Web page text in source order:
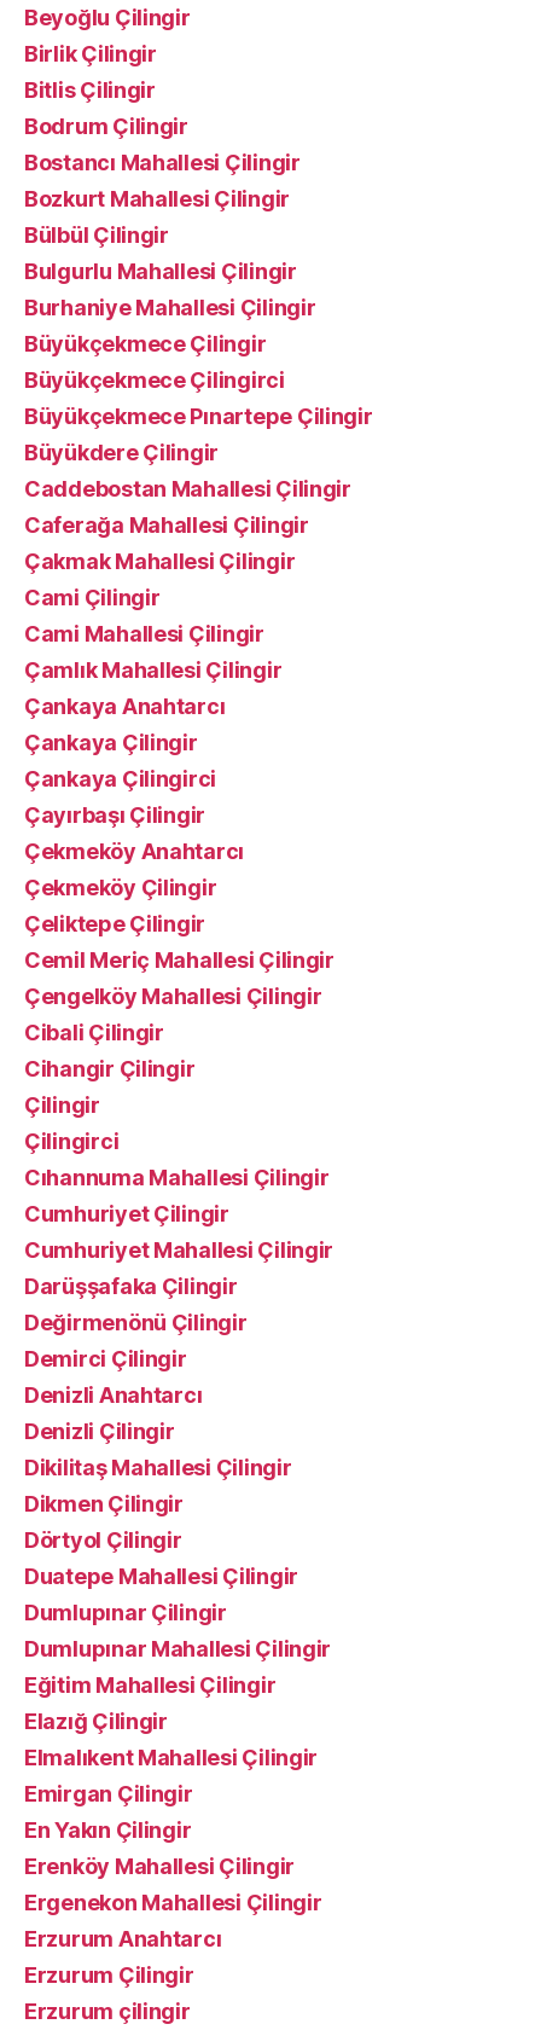
Beyoğlu Çilingir
Birlik Çilingir
Bitlis Çilingir
Bodrum Çilingir
Bostancı Mahallesi Çilingir
Bozkurt Mahallesi Çilingir
Bülbül Çilingir
Bulgurlu Mahallesi Çilingir
Burhaniye Mahallesi Çilingir
Büyükçekmece Çilingir
Büyükçekmece Çilingirci
Büyükçekmece Pınartepe Çilingir
Büyükdere Çilingir
Caddebostan Mahallesi Çilingir
Caferağa Mahallesi Çilingir
Çakmak Mahallesi Çilingir
Cami Çilingir
Cami Mahallesi Çilingir
Çamlık Mahallesi Çilingir
Çankaya Anahtarcı
Çankaya Çilingir
Çankaya Çilingirci
Çayırbaşı Çilingir
Çekmeköy Anahtarcı
Çekmeköy Çilingir
Çeliktepe Çilingir
Cemil Meriç Mahallesi Çilingir
Çengelköy Mahallesi Çilingir
Cibali Çilingir
Cihangir Çilingir
Çilingir
Çilingirci
Cıhannuma Mahallesi Çilingir
Cumhuriyet Çilingir
Cumhuriyet Mahallesi Çilingir
Darüşşafaka Çilingir
Değirmenönü Çilingir
Demirci Çilingir
Denizli Anahtarcı
Denizli Çilingir
Dikilitaş Mahallesi Çilingir
Dikmen Çilingir
Dörtyol Çilingir
Duatepe Mahallesi Çilingir
Dumlupınar Çilingir
Dumlupınar Mahallesi Çilingir
Eğitim Mahallesi Çilingir
Elazığ Çilingir
Elmalıkent Mahallesi Çilingir
Emirgan Çilingir
En Yakın Çilingir
Erenköy Mahallesi Çilingir
Ergenekon Mahallesi Çilingir
Erzurum Anahtarcı
Erzurum Çilingir
Erzurum çilingir